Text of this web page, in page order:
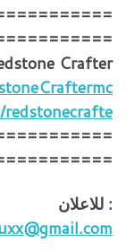
Crafter
: للاعلان